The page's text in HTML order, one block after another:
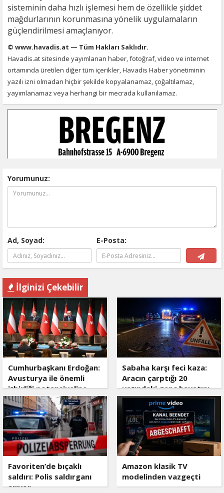
sisteminin daha hızlı işlemesi hem de özellikle şiddet
mağdurlarının korunmasına yönelik uygulamaların
güçlendirilmesi amaçlanıyor.
© www.havadis.at — Tüm Hakları Saklıdır.
Havadis.at sitesinde yayımlanan haber, fotoğraf, video ve internet
ortamında üretilen diğer tüm içerikler, Havadis Haber yönetiminin
yazılı izni olmadan hiçbir şekilde kopyalanamaz, çoğaltılamaz,
yayımlanamaz veya herhangi bir mecrada kullanılamaz.
Yorumunuz:
Ad, Soyad: E-Posta:
İlginizi Çekebilir
Cumhurbaşkanı Erdoğan:
Avusturya ile önemli
işbirliği potansiyeline
sahibiz
Sabaha karşı feci kaza:
Aracın çarptığı 20
yaşındaki genç hayatını
kaybetti
Favoriten’de bıçaklı
saldırı: Polis saldırganı
arıyor
Amazon klasik TV
modelinden vazgeçti